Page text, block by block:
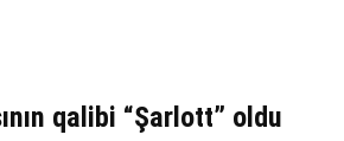
qalibi “Şarlott” oldu